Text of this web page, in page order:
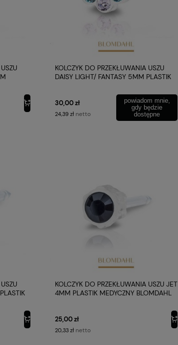
KOLCZYK DO PRZEKŁUWANIA USZU
DAISY LIGHT/ FANTASY 5MM PLASTIK
30,00 zł
24,39 zł netto
powiadom mnie,
gdy będzie
dostępne
KOLCZYK DO PRZEKŁUWANIA USZU JET
4MM PLASTIK MEDYCZNY BLOMDAHL
25,00 zł
20,33 zł netto